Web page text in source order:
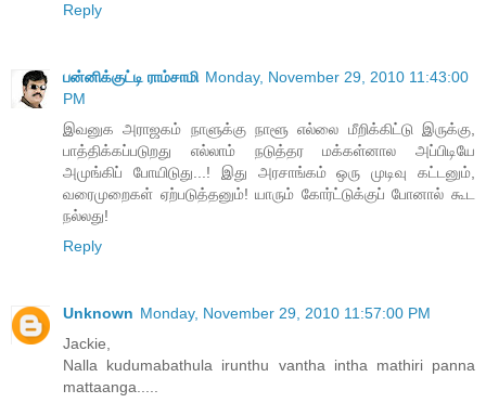
Reply
பன்னிக்குட்டி ராம்சாமி Monday, November 29, 2010 11:43:00
PM
இவனுக அராஜகம் நாளுக்கு நாளூ எல்லை மீறிக்கிட்டு இருக்கு,
பாத்திக்கப்படுறது எல்லாம் நடுத்தர மக்கள்னால அப்பிடியே
அமுங்கிப் போயிடுது...! இது அரசாங்கம் ஒரு முடிவு கட்டனும்,
வரைமுறைகள் ஏற்படுத்தனும்! யாரும் கோர்ட்டுக்குப் போனால் கூட
நல்லது!
Reply
Unknown Monday, November 29, 2010 11:57:00 PM
Jackie,
Nalla kudumabathula irunthu vantha intha mathiri panna
mattaanga.....